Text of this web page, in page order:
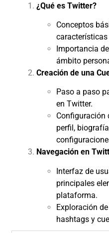
¿Qué es Twitter?
Conceptos
Importancia
ámbito
Creación de una
Paso a paso
en Twitter.
Configuración
perfil,
Navegación en
Interfaz de
principales
plataforma.
Exploración
hashtags y